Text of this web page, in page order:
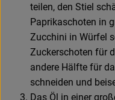
teilen, den Stiel
Paprikaschoten in
Zucchini in Würfel
Zuckerschoten für
andere Hälfte für
schneiden und
Das Öl in einer